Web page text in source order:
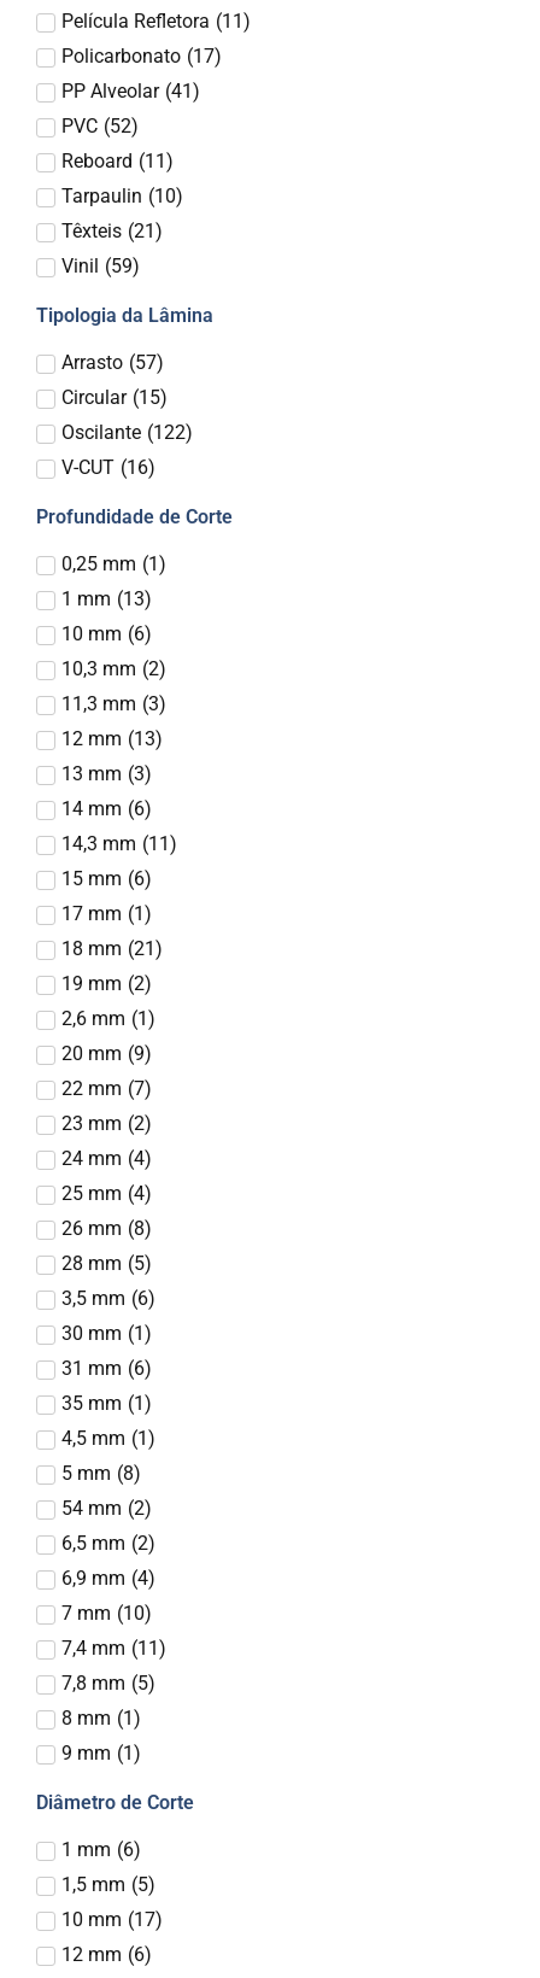
Película Refletora (11)
Policarbonato (17)
PP Alveolar (41)
PVC (52)
Reboard (11)
Tarpaulin (10)
Têxteis (21)
Vinil (59)
Tipologia da Lâmina
Arrasto (57)
Circular (15)
Oscilante (122)
V-CUT (16)
Profundidade de Corte
0,25 mm (1)
1 mm (13)
10 mm (6)
10,3 mm (2)
11,3 mm (3)
12 mm (13)
13 mm (3)
14 mm (6)
14,3 mm (11)
15 mm (6)
17 mm (1)
18 mm (21)
19 mm (2)
2,6 mm (1)
20 mm (9)
22 mm (7)
23 mm (2)
24 mm (4)
25 mm (4)
26 mm (8)
28 mm (5)
3,5 mm (6)
30 mm (1)
31 mm (6)
35 mm (1)
4,5 mm (1)
5 mm (8)
54 mm (2)
6,5 mm (2)
6,9 mm (4)
7 mm (10)
7,4 mm (11)
7,8 mm (5)
8 mm (1)
9 mm (1)
Diâmetro de Corte
1 mm (6)
1,5 mm (5)
10 mm (17)
12 mm (6)